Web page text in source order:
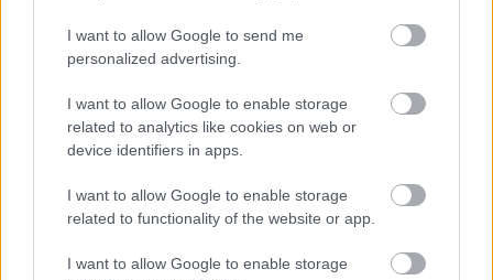
I want to allow Google to send me
personalized advertising.
I want to allow Google to enable storage
related to analytics like cookies on web or
device identifiers in apps.
I want to allow Google to enable storage
related to functionality of the website or app.
I want to allow Google to enable storage
santoro pataricza eszter toby kebbel
galbenisz tomasz
törköly levente reviczky gabor
varga gabor szelyes imre bacskai janos
csik csaba
krisztian saradi zsolt simkone varga erzsebet
barath istvan illes gergely imre istvan